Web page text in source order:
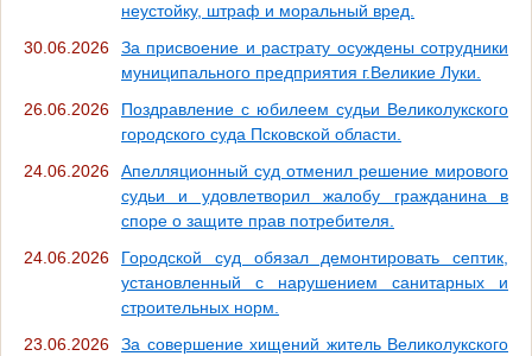
неустойку, штраф и моральный вред.
30.06.2026
За присвоение и растрату осуждены сотрудники
муниципального предприятия г.Великие Луки.
26.06.2026
Поздравление с юбилеем судьи Великолукского
городского суда Псковской области.
24.06.2026
Апелляционный суд отменил решение мирового
судьи и удовлетворил жалобу гражданина в
споре о защите прав потребителя.
24.06.2026
Городской суд обязал демонтировать септик,
установленный с нарушением санитарных и
строительных норм.
23.06.2026
За совершение хищений житель Великолукского